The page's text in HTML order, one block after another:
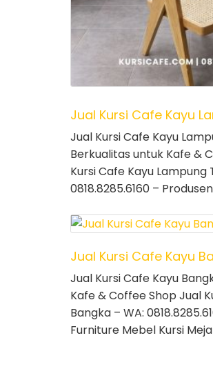
Jual Kursi Cafe Kayu
Jual Kursi Cafe Kayu
Berkualitas untuk Kafe &
Kursi Cafe Kayu Lampung
0818.8285.6160 –
Jual Kursi Cafe Kayu
Jual Kursi Cafe Kayu
Kafe & Coffee Shop Jual
Bangka – WA:
Furniture Mebel Kursi